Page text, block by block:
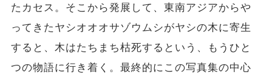
たカセス。そこから発展して、東南アジアからや
ってきたヤシオオオサゾウムシがヤシの木に寄生
すると、木はたちまち枯死するという、もうひと
つの物語に行き着く。最終的にこの写真集の中心